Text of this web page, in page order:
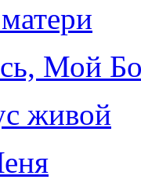
Мой
живой